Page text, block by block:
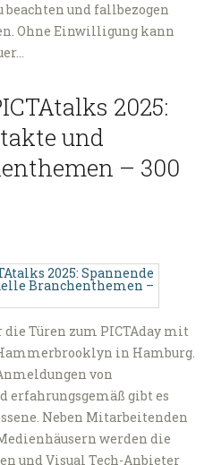
und fallbezogen
Ohne Einwilligung kann
2025:
und
– 300
Türen zum PICTAday mit
in Hamburg.
von
erfahrungsgemäß gibt es
Neben Mitarbeitenden
werden die
und Visual Tech-Anbieter